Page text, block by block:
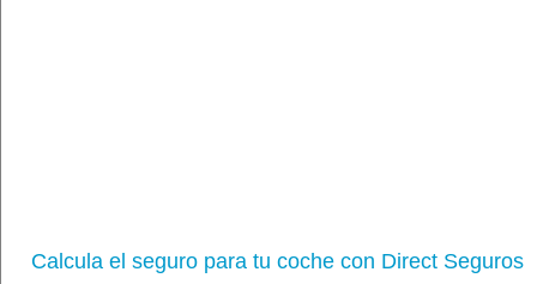
Calcula el seguro para tu coche con Direct Seguros